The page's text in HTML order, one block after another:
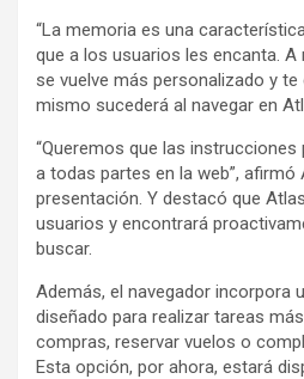
“La memoria es una
que a los usuarios les encanta. A
se vuelve más personalizado y
mismo sucederá al navegar en
“Queremos que las
a todas partes en la web”, afirmó
presentación. Y destacó que
usuarios y encontrará
buscar.
Además, el navegador incorpora
diseñado para realizar tareas
compras, reservar vuelos o
Esta opción, por ahora, estará